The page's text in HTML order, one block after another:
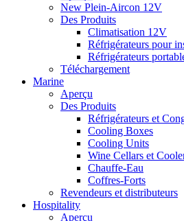
New Plein-Aircon 12V
Des Produits
Climatisation 12V
Réfrigérateurs pour
Réfrigérateurs
Téléchargement
Marine
Aperçu
Des Produits
Réfrigérateurs et
Cooling Boxes
Cooling Units
Wine Cellars et
Chauffe-Eau
Coffres-Forts
Revendeurs et distributeurs
Hospitality
Aperçu